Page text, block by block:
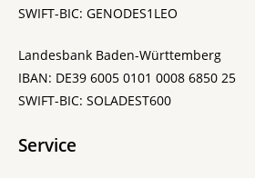
SWIFT-BIC: GENODES1LEO
Landesbank Baden-Württemberg
IBAN: DE39 6005 0101 0008 6850 25
SWIFT-BIC: SOLADEST600
Service